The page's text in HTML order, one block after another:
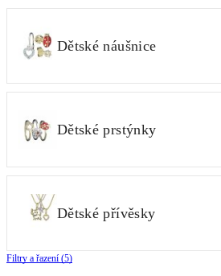
Dětské náušnice
Dětské prstýnky
Dětské přívěsky
Filtry a řazení (5)